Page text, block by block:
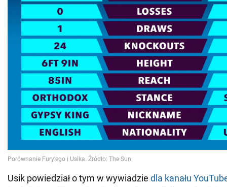
Usik powiedział o tym w wywiadzie dla kanału